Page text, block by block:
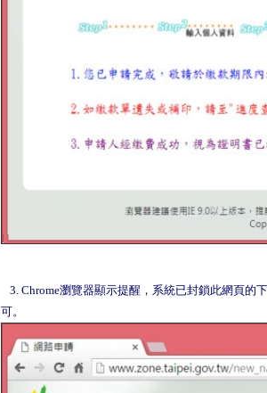
3. Chrome瀏覽器顯示提醒，系統已封鎖此網頁的
可。